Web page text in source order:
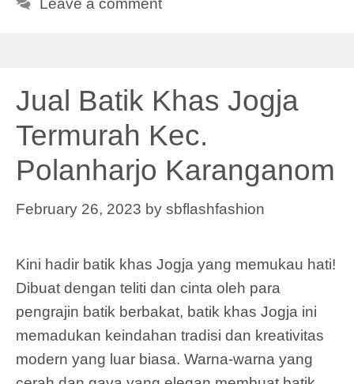
Leave a comment
Jual Batik Khas Jogja
Termurah Kec.
Polanharjo Karanganom
February 26, 2023 by sbflashfashion
Kini hadir batik khas Jogja yang memukau hati!
Dibuat dengan teliti dan cinta oleh para
pengrajin batik berbakat, batik khas Jogja ini
memadukan keindahan tradisi dan kreativitas
modern yang luar biasa. Warna-warna yang